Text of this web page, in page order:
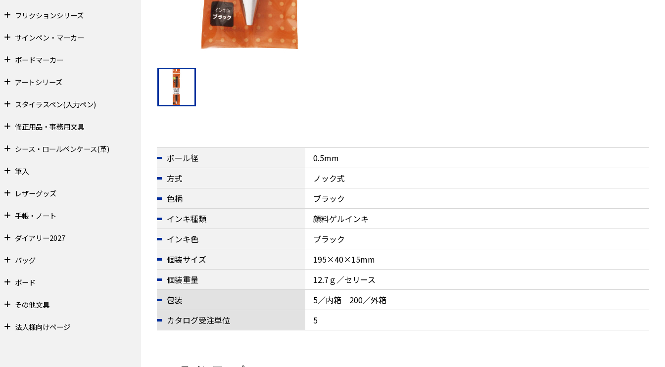
ボール径
0.5mm
方式
ノック式
色柄
ブラック
インキ種類
顔料ゲルインキ
インキ色
ブラック
個装サイズ
195×40×15mm
個装重量
12.7ｇ／セリース
包装
5／内箱 200／外箱
カタログ受注単位
5
フリクションシリーズ
サインペン・マーカー
ボードマーカー
アートシリーズ
スタイラスペン(入力ペン)
修正用品・事務用文具
シース・ロールペンケース(革)
筆入
レザーグッズ
手帳・ノート
ダイアリー2027
バッグ
ボード
その他文具
法人様向けページ